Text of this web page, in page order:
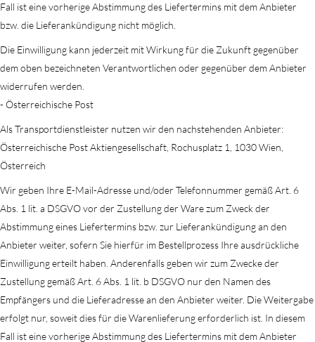
Fall ist eine vorherige Abstimmung des Liefertermins mit dem Anbieter
bzw. die Lieferankündigung nicht möglich.
Die Einwilligung kann jederzeit mit Wirkung für die Zukunft gegenüber
dem oben bezeichneten Verantwortlichen oder gegenüber dem Anbieter
widerrufen werden.
- Österreichische Post
Als Transportdienstleister nutzen wir den nachstehenden Anbieter:
Österreichische Post Aktiengesellschaft, Rochusplatz 1, 1030 Wien,
Österreich
Wir geben Ihre E-Mail-Adresse und/oder Telefonnummer gemäß Art. 6
Abs. 1 lit. a DSGVO vor der Zustellung der Ware zum Zweck der
Abstimmung eines Liefertermins bzw. zur Lieferankündigung an den
Anbieter weiter, sofern Sie hierfür im Bestellprozess Ihre ausdrückliche
Einwilligung erteilt haben. Anderenfalls geben wir zum Zwecke der
Zustellung gemäß Art. 6 Abs. 1 lit. b DSGVO nur den Namen des
Empfängers und die Lieferadresse an den Anbieter weiter. Die Weitergabe
erfolgt nur, soweit dies für die Warenlieferung erforderlich ist. In diesem
Fall ist eine vorherige Abstimmung des Liefertermins mit dem Anbieter